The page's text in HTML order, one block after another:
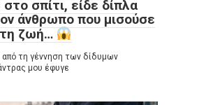
σπίτι, είδε δίπλα
άνθρωπο που μισούσε
ζωή…
από τη γέννηση των δίδυμων
μου έφυγε